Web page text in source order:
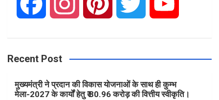
c
e
s
t
n
t
i
t
u
T
Recent Post
मुख्यमंत्री ने प्रदान की विकास योजनाओं के साथ ही कुम्भ
मेला-2027 के कार्यों हेतु ₹ 80.96 करोड़ की वित्तीय स्वीकृति।